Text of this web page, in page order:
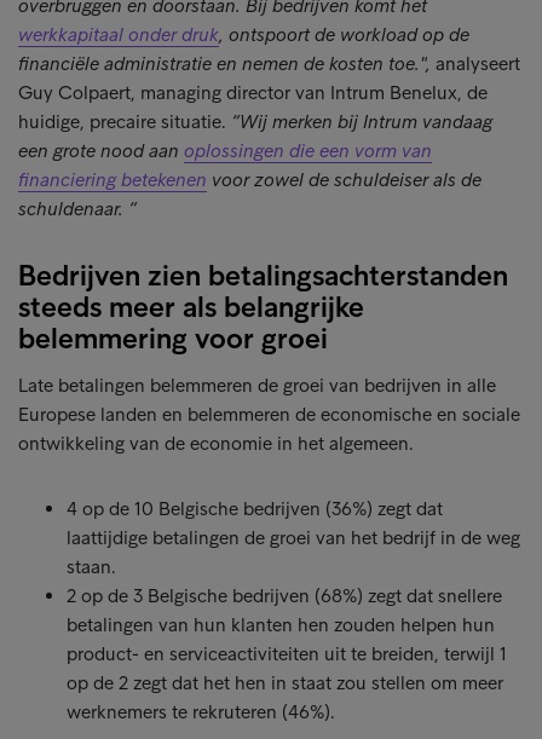
overbruggen en doorstaan. Bij bedrijven komt het
werkkapitaal onder druk, ontspoort de workload op de
financiële administratie en nemen de kosten toe.", analyseert
Guy Colpaert, managing director van Intrum Benelux, de
huidige, precaire situatie. “Wij merken bij Intrum vandaag
een grote nood aan oplossingen die een vorm van
financiering betekenen voor zowel de schuldeiser als de
schuldenaar. “
Bedrijven zien betalingsachterstanden
steeds meer als belangrijke
belemmering voor groei
Late betalingen belemmeren de groei van bedrijven in alle
Europese landen en belemmeren de economische en sociale
ontwikkeling van de economie in het algemeen.
4 op de 10 Belgische bedrijven (36%) zegt dat
laattijdige betalingen de groei van het bedrijf in de weg
staan.
2 op de 3 Belgische bedrijven (68%) zegt dat snellere
betalingen van hun klanten hen zouden helpen hun
product- en serviceactiviteiten uit te breiden, terwijl 1
op de 2 zegt dat het hen in staat zou stellen om meer
werknemers te rekruteren (46%).